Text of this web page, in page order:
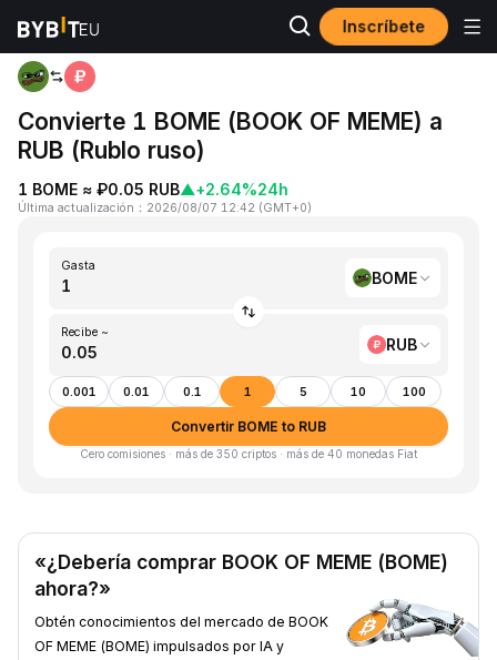
Inscríbete
Inicio BOME to RUB
Convierte 1 BOME (BOOK OF MEME) a
RUB (Rublo ruso)
1 BOME ≈ ₽0.05 RUB▲+2.64%24h
Última actualización ： 2026/08/07 12:42 (GMT+0)
Gasta
BOME
Recibe ~
RUB
0.001 0.01 0.1 1 5 10 100
Convertir BOME to RUB
Cero comisiones · más de 350 criptos · más de 40 monedas Fiat
«¿Debería comprar BOOK OF MEME (BOME)
ahora?»
Obtén conocimientos del mercado de BOOK
OF MEME (BOME) impulsados por IA y